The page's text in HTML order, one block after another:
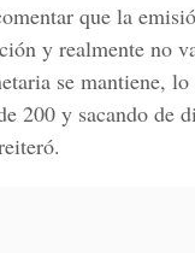
que la
y realmente no
se mantiene,
200 y sacando de